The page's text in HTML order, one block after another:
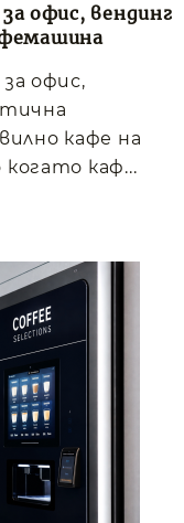
офис, вендинг
офис,
кафе на
когато каф...